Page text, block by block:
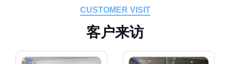
CUSTOMER VISIT
客户来访